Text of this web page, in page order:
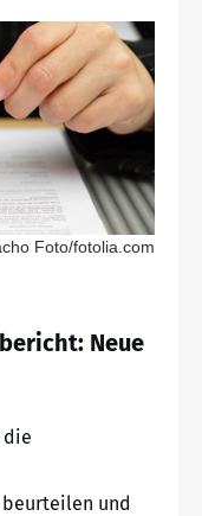
Foto/fotolia.com
Neue
die
und